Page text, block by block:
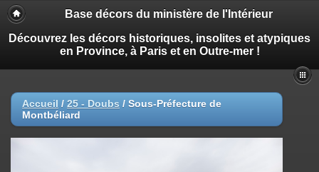
Base décors du ministère de l'Intérieur
Découvrez les décors historiques, insolites et atypiques
en Province, à Paris et en Outre-mer !
Accueil / 25 - Doubs / Sous-Préfecture de
Montbéliard